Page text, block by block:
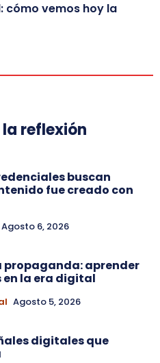
cómo vemos hoy la
reflexión
buscan
fue creado con
Agosto 6, 2026
propaganda: aprender
la era digital
Agosto 5, 2026
digitales que